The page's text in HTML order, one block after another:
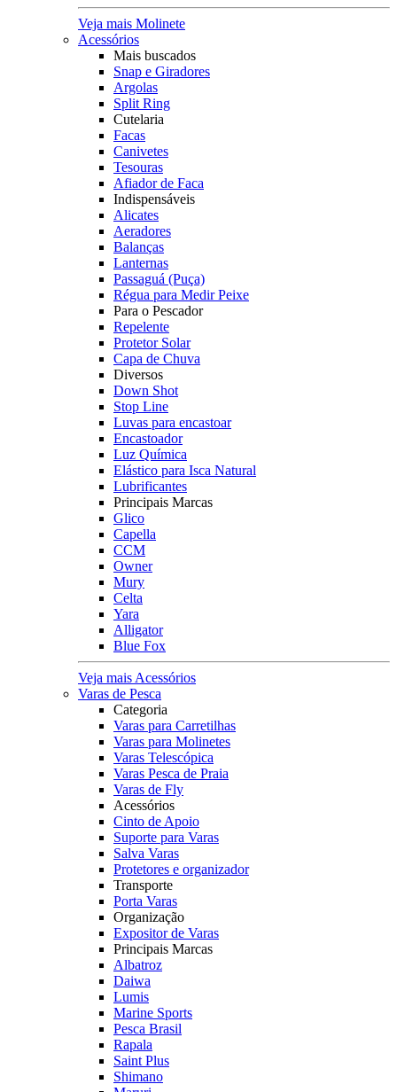
Veja mais Molinete
Acessórios
Mais buscados
Snap e Giradores
Argolas
Split Ring
Cutelaria
Facas
Canivetes
Tesouras
Afiador de Faca
Indispensáveis
Alicates
Aeradores
Balanças
Lanternas
Passaguá (Puça)
Régua para Medir Peixe
Para o Pescador
Repelente
Protetor Solar
Capa de Chuva
Diversos
Down Shot
Stop Line
Luvas para encastoar
Encastoador
Luz Química
Elástico para Isca Natural
Lubrificantes
Principais Marcas
Glico
Capella
CCM
Owner
Mury
Celta
Yara
Alligator
Blue Fox
Veja mais Acessórios
Varas de Pesca
Categoria
Varas para Carretilhas
Varas para Molinetes
Varas Telescópica
Varas Pesca de Praia
Varas de Fly
Acessórios
Cinto de Apoio
Suporte para Varas
Salva Varas
Protetores e organizador
Transporte
Porta Varas
Organização
Expositor de Varas
Principais Marcas
Albatroz
Daiwa
Lumis
Marine Sports
Pesca Brasil
Rapala
Saint Plus
Shimano